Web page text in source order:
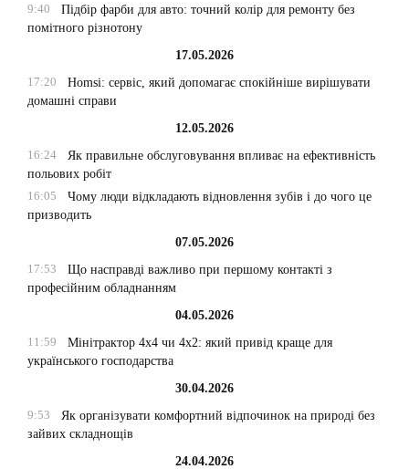
9:40
Підбір фарби для авто: точний колір для ремонту без
помітного різнотону
17.05.2026
17:20
Homsi: сервіс, який допомагає спокійніше вирішувати
домашні справи
12.05.2026
16:24
Як правильне обслуговування впливає на ефективність
польових робіт
16:05
Чому люди відкладають відновлення зубів і до чого це
призводить
07.05.2026
17:53
Що насправді важливо при першому контакті з
професійним обладнанням
04.05.2026
11:59
Мінітрактор 4х4 чи 4х2: який привід краще для
українського господарства
30.04.2026
9:53
Як організувати комфортний відпочинок на природі без
зайвих складнощів
24.04.2026